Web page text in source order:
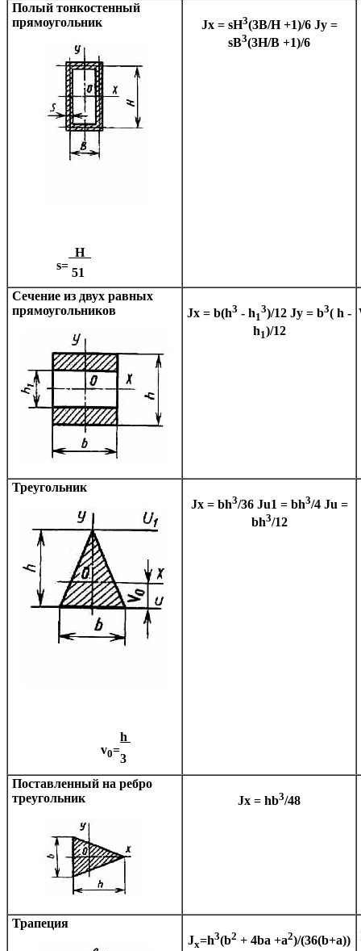
Полый тонкостенный
прямоугольник
s=
H
51
Jx = sH3(3B/H +1)/6Jy =
sB3(3H/B +1)/6
Сечение из двух равных
прямоугольников
Jx = b(h3 - h1
3)/12 Jy = b3( h -
h1)/12
Треугольник
v0=
h
3
Jx = bh3/36 Ju1 = bh3/4Ju =
bh3/12
Поставленный на ребро
треугольник
Jx = hb3/48
Трапеция
Jx=h3(b2 + 4ba +a2)/(36(b+a))